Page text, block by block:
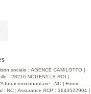
sociale : AGENCE CAMILOTTO |
- 28210 NOGENT-LE-ROI |
Intracommunautaire : NC | Forme
NC | Assurance RCP : 3643522904 |